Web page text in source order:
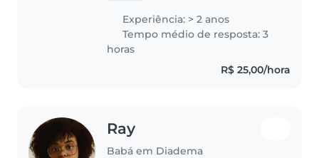
pré-escolar. sou responsável,
calma e cuidadosa. Possuo
habilidades em leitura,
Experiência: > 2 anos
Tempo médio de resposta: 3
horas
R$ 25,00/hora
Ray
Babá em Diadema